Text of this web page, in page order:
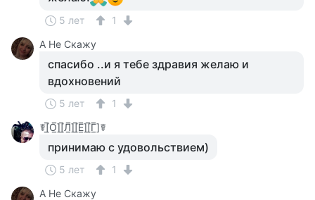
5 лет
1
А Не Скажу
спасибо ..и я тебе здравия желаю и
вдохновений
5 лет
1
☤[̲̅О̲̅][̲̅Л̲̅][̲̅Е̲̅][̲̅Г̲̅]☤
принимаю с удовольствием)
5 лет
1
А Не Скажу